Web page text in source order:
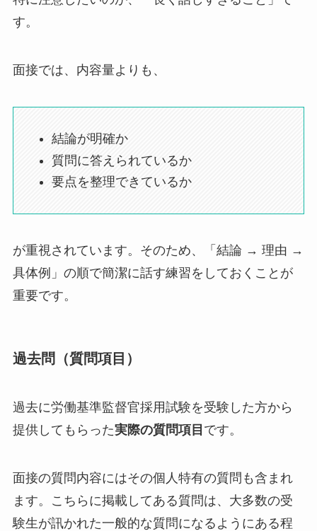
す。
面接では、内容量よりも、
結論が明確か
質問に答えられているか
要点を整理できているか
が重視されています。そのため、「結論 → 理由 →
具体例」の順で簡潔に話す練習をしておくことが
重要です。
過去問（質問項目）
過去に労働基準監督官採用試験を受験した方から
提供してもらった実際の質問項目 です。
面接の質問内容にはその個人特有の質問も含まれ
ます。こちらに掲載してある質問は、大多数の受
験生が訊かれた一般的な質問になるようにある程